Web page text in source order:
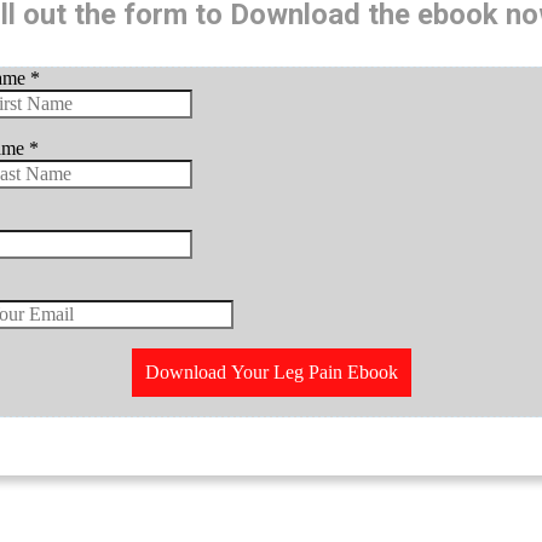
out the form to Download the ebook